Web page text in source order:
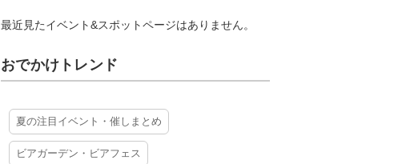
最近見たイベント&スポットページはありません。
おでかけトレンド
夏の注目イベント・催しまとめ
ビアガーデン・ビアフェス